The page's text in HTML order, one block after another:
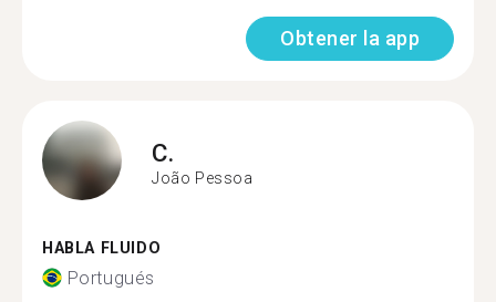
Obtener la app
C.
João Pessoa
HABLA FLUIDO
Portugués